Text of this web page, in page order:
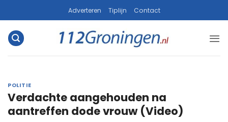
naar
inhoud
Adverteren Tiplijn Contact
POLITIE
Verdachte aangehouden na
aantreffen dode vrouw (Video)